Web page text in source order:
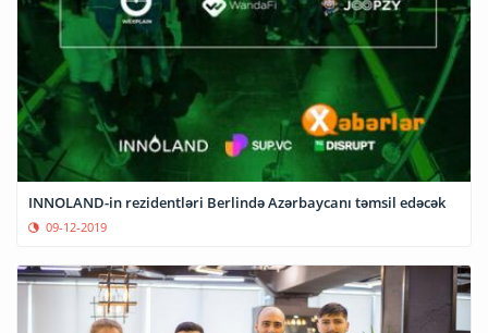
INNOLAND-in rezidentləri Berlində Azərbaycanı təmsil edəcək
09-12-2019